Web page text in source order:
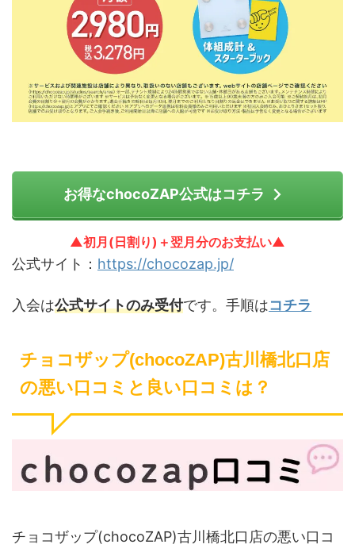
お得なchocoZAP公式はコチラ
▲初月(日割り)＋翌月分のお支払い▲
公式サイト： https://chocozap.jp/
入会は公式サイトのみ受付です。手順はコチラ
チョコザップ(chocoZAP)古川橋北口店
の悪い口コミと良い口コミは？
チョコザップ(chocoZAP)古川橋北口店の悪い口コ